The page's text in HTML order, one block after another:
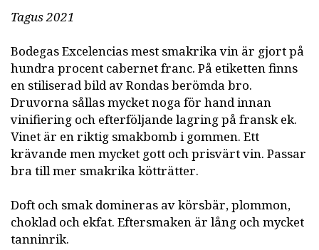
Tagus 2021
Bodegas Excelencias mest smakrika vin är gjort på
hundra procent cabernet franc. På etiketten finns
en stiliserad bild av Rondas berömda bro.
Druvorna sållas mycket noga för hand innan
vinifiering och efterföljande lagring på fransk ek.
Vinet är en riktig smakbomb i gommen. Ett
krävande men mycket gott och prisvärt vin. Passar
bra till mer smakrika kötträtter.
Doft och smak domineras av körsbär, plommon,
choklad och ekfat. Eftersmaken är lång och mycket
tanninrik.